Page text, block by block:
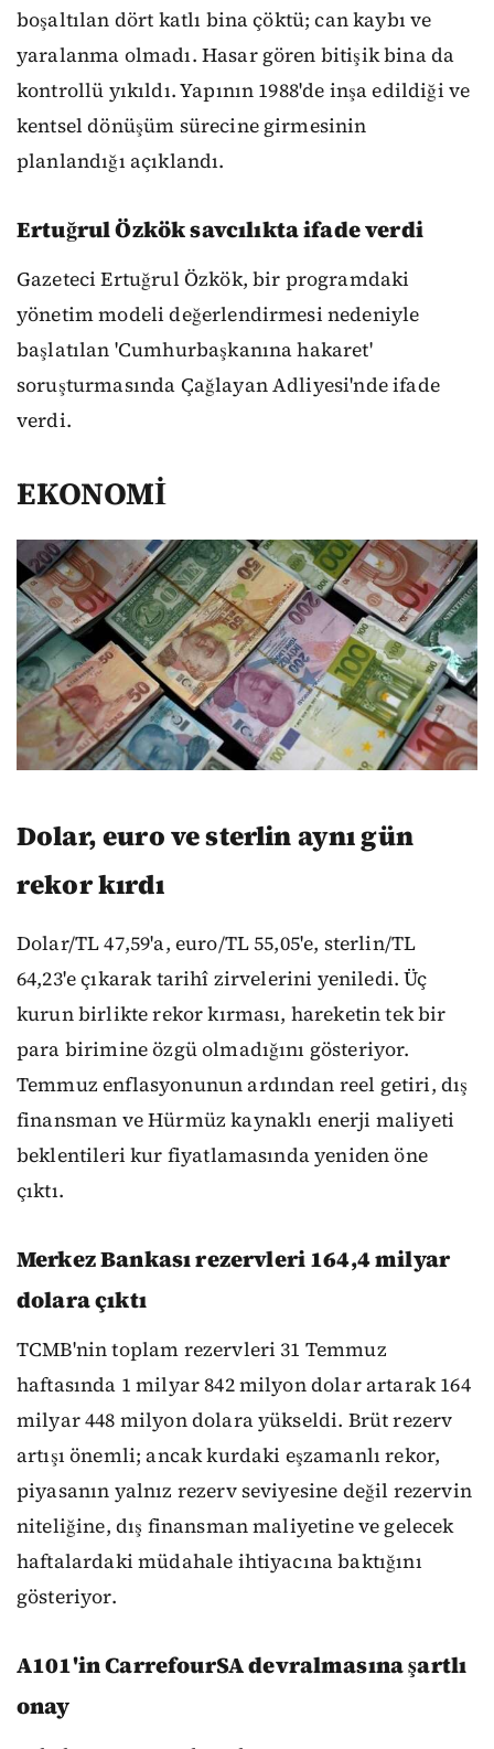
boşaltılan dört katlı bina çöktü; can kaybı ve
yaralanma olmadı. Hasar gören bitişik bina da
kontrollü yıkıldı. Yapının 1988'de inşa edildiği ve
kentsel dönüşüm sürecine girmesinin
planlandığı açıklandı.
Ertuğrul Özkök savcılıkta ifade verdi
Gazeteci Ertuğrul Özkök, bir programdaki
yönetim modeli değerlendirmesi nedeniyle
başlatılan 'Cumhurbaşkanına hakaret'
soruşturmasında Çağlayan Adliyesi'nde ifade
verdi.
EKONOMİ
Dolar, euro ve sterlin aynı gün
rekor kırdı
Dolar/TL 47,59'a, euro/TL 55,05'e, sterlin/TL
64,23'e çıkarak tarihî zirvelerini yeniledi. Üç
kurun birlikte rekor kırması, hareketin tek bir
para birimine özgü olmadığını gösteriyor.
Temmuz enflasyonunun ardından reel getiri, dış
finansman ve Hürmüz kaynaklı enerji maliyeti
beklentileri kur fiyatlamasında yeniden öne
çıktı.
Merkez Bankası rezervleri 164,4 milyar
dolara çıktı
TCMB'nin toplam rezervleri 31 Temmuz
haftasında 1 milyar 842 milyon dolar artarak 164
milyar 448 milyon dolara yükseldi. Brüt rezerv
artışı önemli; ancak kurdaki eşzamanlı rekor,
piyasanın yalnız rezerv seviyesine değil rezervin
niteliğine, dış finansman maliyetine ve gelecek
haftalardaki müdahale ihtiyacına baktığını
gösteriyor.
A101'in CarrefourSA devralmasına şartlı
onay